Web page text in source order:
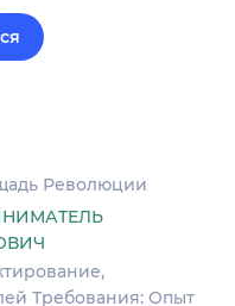
Революции
Требования: Опыт